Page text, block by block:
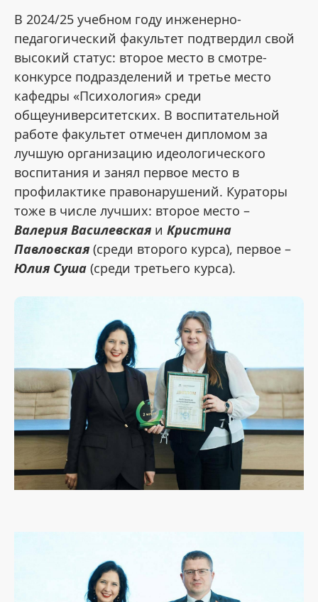
В 2024/25 учебном году инженерно-
педагогический факультет подтвердил свой
высокий статус: второе место в смотре-
конкурсе подразделений и третье место
кафедры «Психология» среди
общеуниверситетских. В воспитательной
работе факультет отмечен дипломом за
лучшую организацию идеологического
воспитания и занял первое место в
профилактике правонарушений. Кураторы
тоже в числе лучших: второе место –
Валерия Василевская и Кристина
Павловская (среди второго курса), первое –
Юлия Суша (среди третьего курса).